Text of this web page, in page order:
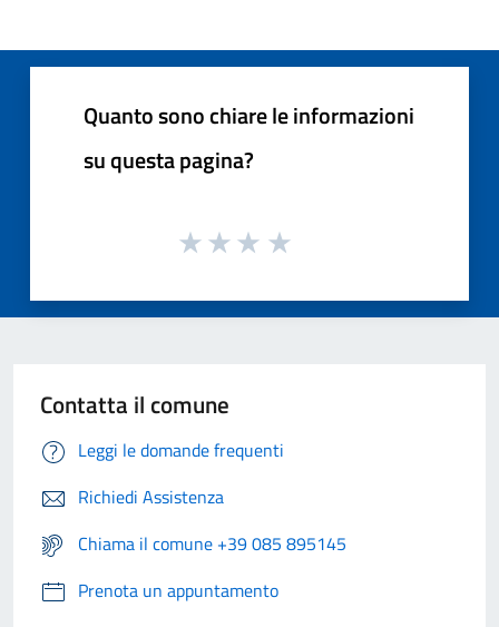
Quanto sono chiare le informazioni
su questa pagina?
Contatta il comune
Leggi le domande frequenti
Richiedi Assistenza
Chiama il comune +39 085 895145
Prenota un appuntamento